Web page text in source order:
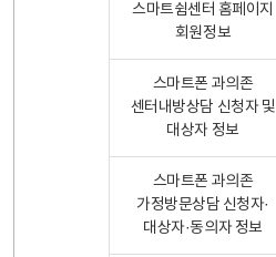
스마트쉼센터 홈페이지
회원정보
스마트폰 과의존
센터내방상담 신청자 및
대상자 정보
스마트폰 과의존
가정방문상담 신청자·
대상자·동의자 정보